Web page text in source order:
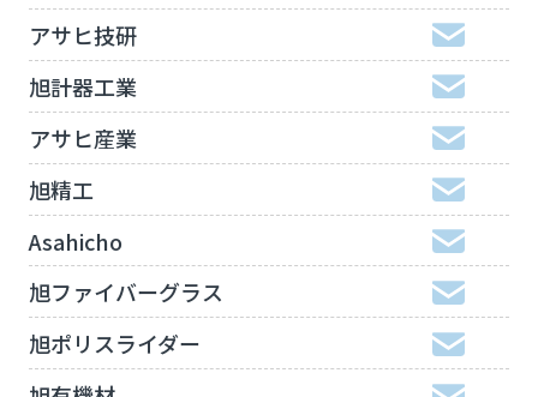
アサヒ技研
旭計器工業
アサヒ産業
旭精工
Asahicho
旭ファイバーグラス
旭ポリスライダー